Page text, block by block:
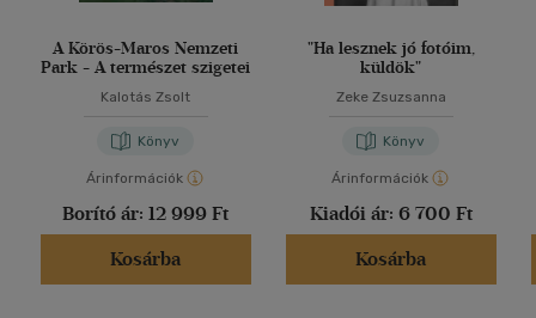
A Körös-Maros Nemzeti
Park - A természet szigetei
Kalotás Zsolt
Könyv
Árinformációk
Borító ár: 12 999 Ft
Kosárba
"Ha lesznek jó fotóim,
küldök"
Zeke Zsuzsanna
Könyv
Árinformációk
Kiadói ár: 6 700 Ft
Kosárba